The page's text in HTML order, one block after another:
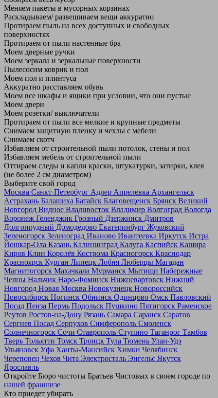
Меняем пакеты в мусорных корзинах
Раскладываем/ развешиваем вещи аккуратно
Протираем пыль на всех доступных и свободных
поверхностях
Протираем от пыли настенные бра
Моем дверные ручки
Моем зеркала и зеркальные поверхности
Пылесосим коврик и пол
Моем пол и плинтуса
Аккуратно расставляем обувь
Моем все шкафы и ящики при условии, что они пустые
Моем двери
Моем розетки/ выключатели
Протираем от пыли все мелкие и крупные предметы
Снимаем защитную пленку и чехлы с мебели
Снимаем скотч
Избавляем от строительной пыли потолок, стены и пол
Избавляем мебель от строительной пыли
Оттираем следы и капли краски, штукатурки, затирки, клея
(не более 2 см диаметром)
Выберите свой город
Москва Санкт-Петербург Адлер Апрелевка Архангельск
Астрахань Балашиха Батайск Благовещенск Брянск Великий
Новгород Видное Владивосток Владимир Волгоград Вологда
Воронеж Геленджик Грозный Дзержинск Дмитров
Долгопрудный Домодедово Екатеринбург Жуковский
Зеленогорск Зеленоград Иваново Ивантеевка Иркутск Истра
Йошкар-Ола Казань Калининград Калуга Каспийск Кашира
Киров Клин Королёв Кострома Красногорск Краснодар
Красноярск Курган Липецк Лобня Люберцы Магадан
Магнитогорск Махачкала Мурманск Мытищи Набережные
Челны Нальчик Наро-Фоминск Нижневартовск Нижний
Новгород Новая Москва Новокузнецк Новороссийск
Новосибирск Ногинск Обнинск Одинцово Омск Павловский
Посад Пенза Пермь Подольск Пушкино Пятигорск Раменское
Реутов Ростов-на-Дону Рязань Самара Саранск Саратов
Сергиев Посад Серпухов Симферополь Смоленск
Солнечногорск Сочи Ставрополь Ступино Таганрог Тамбов
Тверь Тольятти Томск Троицк Тула Тюмень Улан-Удэ
Ульяновск Уфа Ханты-Мансийск Химки Челябинск
Череповец Чехов Чита Электросталь Энгельс Якутск
Ярославль
Откройте Бюро чистоты Братьев Чистовых в своем городе по
нашей франшизе
Кто приедет убирать